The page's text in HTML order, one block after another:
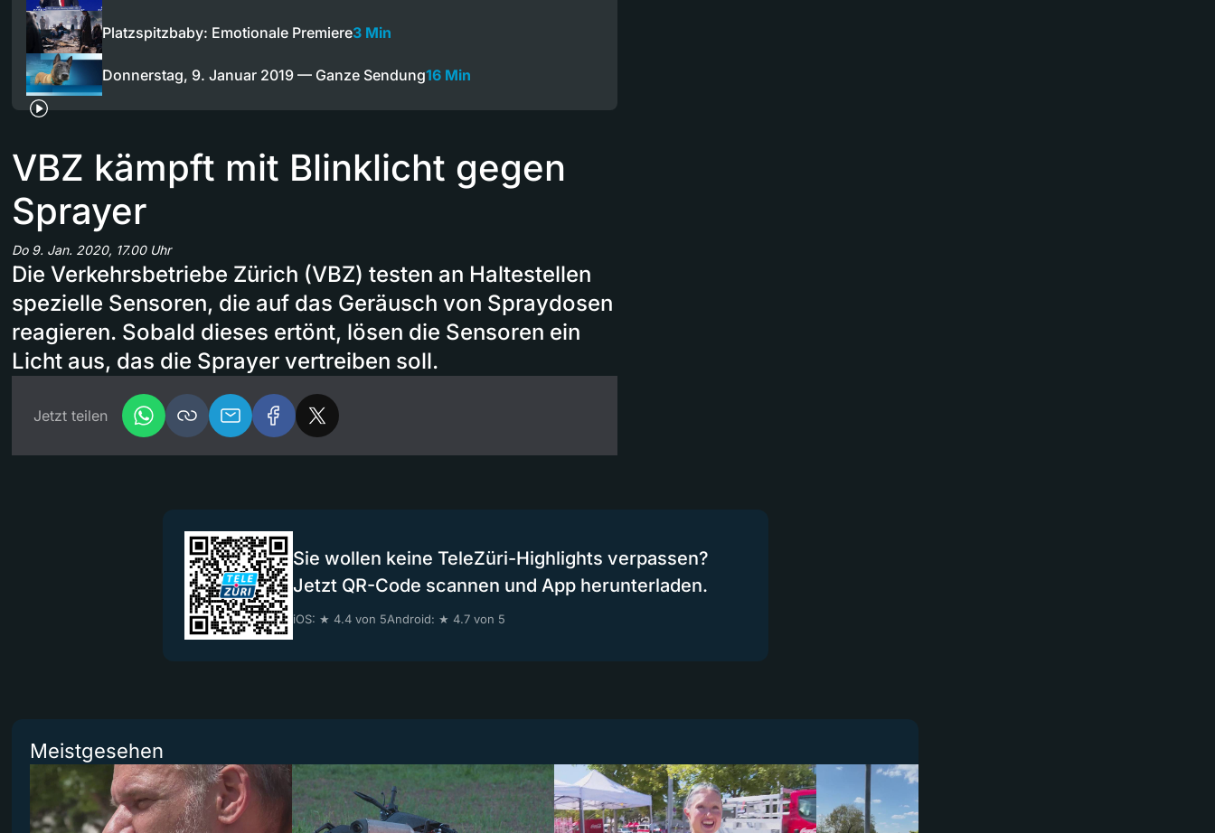
Platzspitzbaby: Emotionale Premiere3 Min
Donnerstag, 9. Januar 2019 — Ganze Sendung16 Min
VBZ kämpft mit Blinklicht gegen
Sprayer
Do 9. Jan. 2020, 17.00 Uhr
Die Verkehrsbetriebe Zürich (VBZ) testen an Haltestellen
spezielle Sensoren, die auf das Geräusch von Spraydosen
reagieren. Sobald dieses ertönt, lösen die Sensoren ein
Licht aus, das die Sprayer vertreiben soll.
Jetzt teilen
Sie wollen keine TeleZüri-Highlights verpassen?
Jetzt QR-Code scannen und App herunterladen.
iOS: ★ 4.4 von 5Android: ★ 4.7 von 5
Meistgesehen